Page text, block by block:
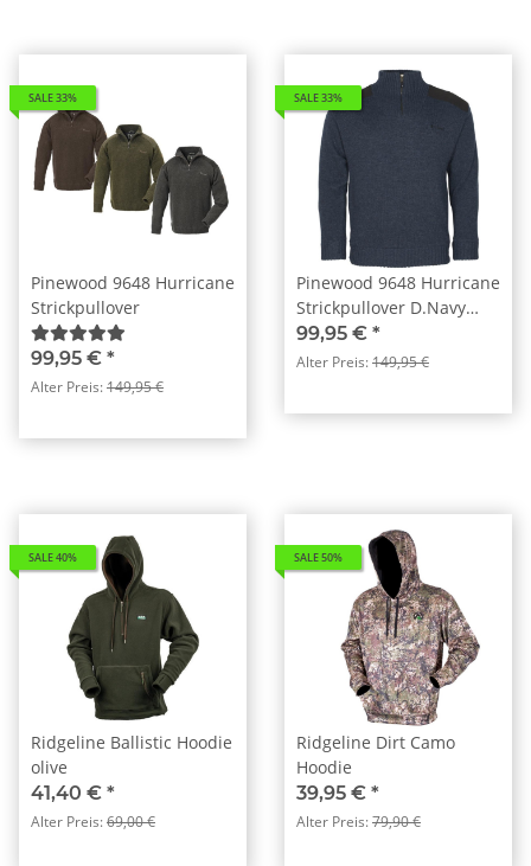
SALE 33%
Pinewood 9648 Hurricane
Strickpullover
99,95 € *
Alter Preis:149,95 €
SALE 33%
Pinewood 9648 Hurricane
Strickpullover D.Navy
Melange (378)
99,95 € *
Alter Preis:149,95 €
SALE 40%
Ridgeline Ballistic Hoodie
olive
41,40 € *
Alter Preis:69,00 €
SALE 50%
Ridgeline Dirt Camo
Hoodie
39,95 € *
Alter Preis:79,90 €